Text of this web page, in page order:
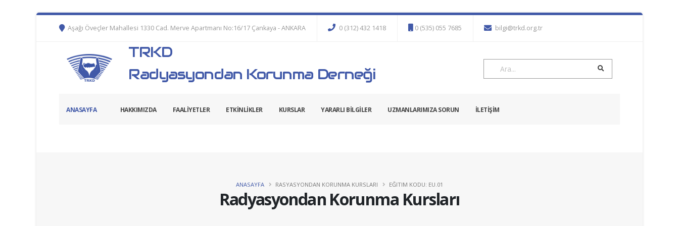
Aşağı Öveçler Mahallesi 1330 Cad. Merve Apartmanı No:16/17 Çankaya - ANKARA 0 (312) 432 1418 0 (535) 055 7685 bilgi@trkd.org.tr
TRKD
Radyasyondan Korunma Derneği
ANASAYFA HAKKIMIZDA FAALİYETLER ETKİNLİKLER KURSLAR YARARLI BİLGİLER UZMANLARIMIZA SORUN İLETİŞİM
Radyasyondan Korunma Kursları
ANASAYFA RASYASYONDAN KORUNMA KURSLARI EĞITIM KODU: EU.01